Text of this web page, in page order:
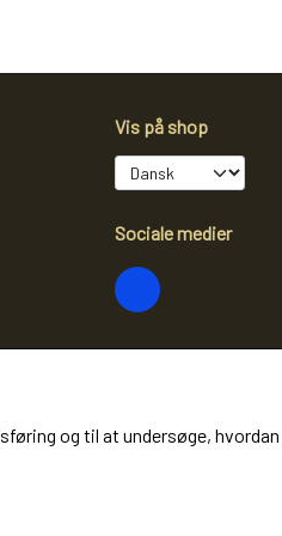
Vis på shop
Sociale medier
Modtag vores
(mere information)
og til at undersøge,